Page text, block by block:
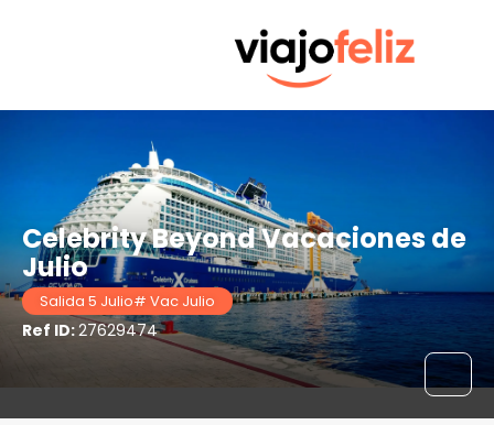
Celebrity Beyond Vacaciones de
Julio
Salida 5 Julio# Vac Julio
Ref ID:27629474